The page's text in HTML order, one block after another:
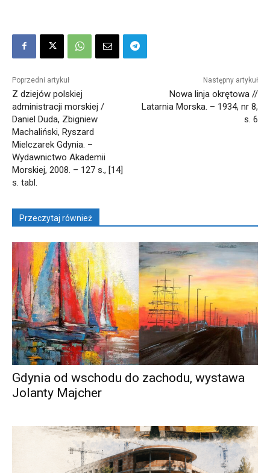
Poprzedni artykuł
Z dziejów polskiej
administracji morskiej /
Daniel Duda, Zbigniew
Machaliński, Ryszard
Mielczarek Gdynia. –
Wydawnictwo Akademii
Morskiej, 2008. – 127 s., [14]
s. tabl.
Następny artykuł
Nowa linja okrętowa //
Latarnia Morska. – 1934, nr 8,
s. 6
Przeczytaj również
Gdynia od wschodu do zachodu, wystawa
Jolanty Majcher